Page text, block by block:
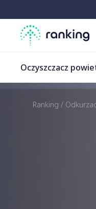
Oczyszczacz
Ranking /